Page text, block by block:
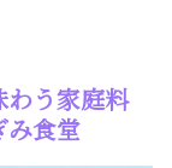
わう家庭料
食堂